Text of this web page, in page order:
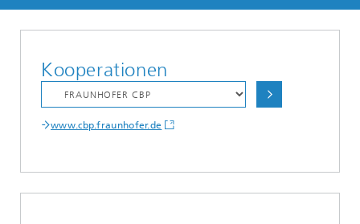
Kooperationen
www.cbp.fraunhofer.de